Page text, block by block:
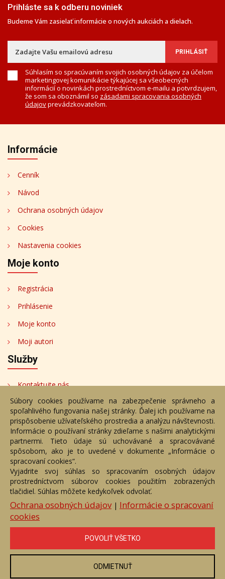
Prihláste sa k odberu noviniek
Budeme Vám zasielať informácie o nových aukciách a dielach.
Súhlasím so spracúvaním svojich osobných údajov za účelom
marketingovej komunikácie týkajúcej sa všeobecných
informácií o novinkách prostredníctvom e-mailu a potvrdzujem,
že som sa oboznámil so zásadami spracovania osobných
údajovprevádzkovateľom.
Informácie
Cenník
Návod
Ochrana osobných údajov
Cookies
Nastavenia cookies
Moje konto
Registrácia
Prihlásenie
Moje konto
Moji autori
Služby
Kontaktujte nás
Bezplatné poradenstvo
Adresa
Nižný Hrušov 333, 094 22,
Slovenská republika
+421 905 356 921
+421 905 959 101
eantik@eantik.sk
Kontakt
Bezplatné poradenstvo
Biografie autorov
eAntik.sk © 2007 - 2026
Akékoľvek používanie obrazových a textových súčastí tejto stránky je
Súbory cookies používame na zabezpečenie správneho a
spoľahlivého fungovania našej stránky. Ďalej ich používame na
prispôsobenie užívateľského prostredia a analýzu návštevnosti.
Informácie o používaní stránky zdieľame s našimi analytickými
partnermi. Tieto údaje sú uchovávané a spracovávané
spôsobom, ako je to uvedené v dokumente „Informácie o
spracovaní cookies“.
Vyjadrite svoj súhlas so spracovaním osobných údajov
prostredníctvom súborov cookies použitím zobrazených
tlačidiel. Súhlas môžete kedykoľvek odvolať.
Ochrana osobných údajov| Informácie o spracovaní
cookies
POVOLIŤ VŠETKO
ODMIETNUŤ